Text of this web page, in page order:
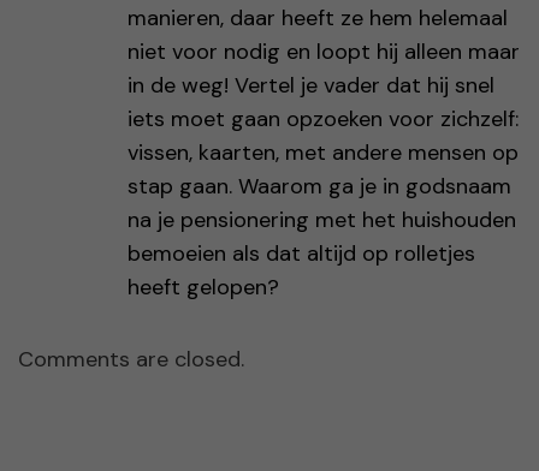
manieren, daar heeft ze hem helemaal
niet voor nodig en loopt hij alleen maar
in de weg! Vertel je vader dat hij snel
iets moet gaan opzoeken voor zichzelf:
vissen, kaarten, met andere mensen op
stap gaan. Waarom ga je in godsnaam
na je pensionering met het huishouden
bemoeien als dat altijd op rolletjes
heeft gelopen?
Comments are closed.